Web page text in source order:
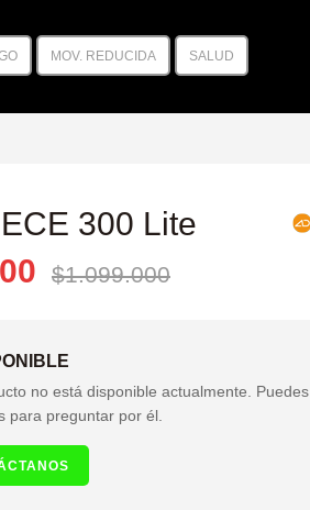
MOV. REDUCIDA SALUD
300 Lite
$1.099.000
no está disponible actualmente. Puedes
para preguntar por él.